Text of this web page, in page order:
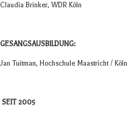
Clau­dia Brin­ker, WDR Köln
GESANGSAUSBILDUNG:
Jan Tuit­man, Hoch­schule Maas­tricht / Köln
SEIT 2005